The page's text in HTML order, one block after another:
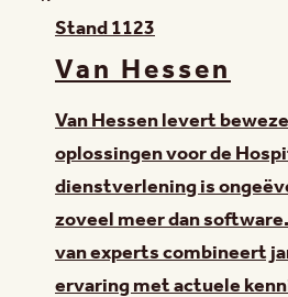
Stand1123
Van Hessen
Van Hessen levert
oplossingen voor de
dienstverlening is
zoveel meer dan
van experts combineert
ervaring met actuele